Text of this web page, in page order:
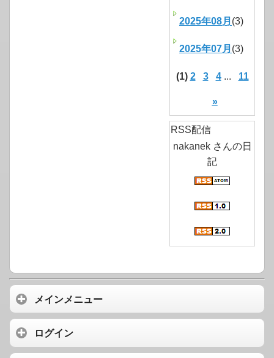
2025年08月 (3)
2025年07月 (3)
(1) 2 3 4... 11
»
RSS配信
nakanek さんの日
記
メインメニュー
ログイン